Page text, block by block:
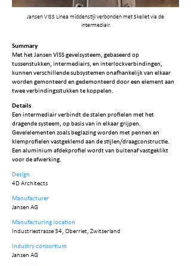
Jansen VISS Linea middenstijl verbonden met Skellet via de
intermediair.
Summary
Met het Jansen VISS gevelsysteem, gebaseerd op
tussenstukken, intermediairs, en interlockverbindingen,
kunnen verschillende subsystemen onafhankelijk van elkaar
worden gemonteerd en gedemonteerd door een element aan
twee verbindingsstukken te koppelen.
Details
Een intermediair verbindt de stalen profielen met het
dragende systeem, op basis van in elkaar grijpen.
Gevelelementen zoals beglazing worden met pennen en
klemprofielen vastgeklemd aan de stijlen/draagconstructie.
Een aluminium afdekprofiel wordt van buitenaf vastgeklikt
voor de afwerking.
Design
4D Architects
Manufacturer
Jansen AG
Manufacturing location
Industriestrasse 34, Oberriet, Zwitserland
Industry consortium
Jansen AG